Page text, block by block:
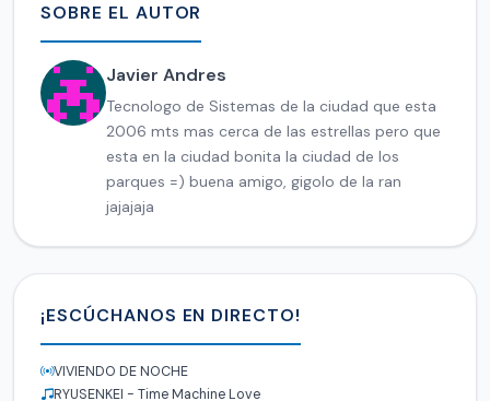
SOBRE EL AUTOR
Javier Andres
Tecnologo de Sistemas de la ciudad que esta
2006 mts mas cerca de las estrellas pero que
esta en la ciudad bonita la ciudad de los
parques =) buena amigo, gigolo de la ran
jajajaja
¡ESCÚCHANOS EN DIRECTO!
VIVIENDO DE NOCHE
RYUSENKEI - Time Machine Love